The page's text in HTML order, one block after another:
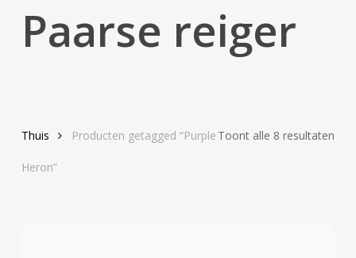
Paarse reiger
Toont alle 8 resultaten
Thuis Producten getagged “Purple
Heron”